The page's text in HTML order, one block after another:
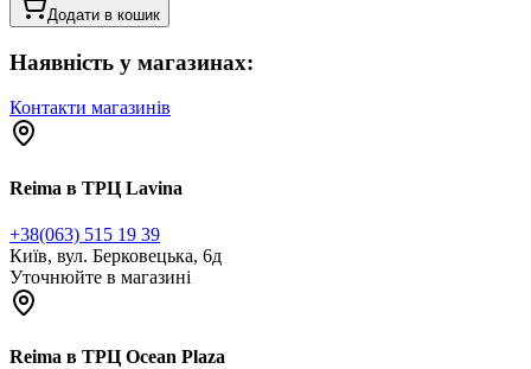
Додати в кошик
Наявність у магазинах:
Контакти магазинів
Reima в ТРЦ Lavina
+38(063) 515 19 39
Київ, вул. Берковецька, 6д
Уточнюйте в магазині
Reima в ТРЦ Ocean Plaza